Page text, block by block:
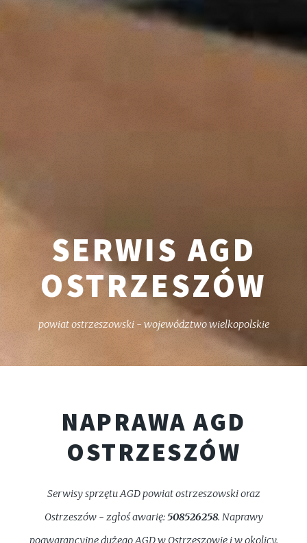
SERWIS AGD
OSTRZESZÓW
powiat ostrzeszowski - województwo wielkopolskie
NAPRAWA AGD
OSTRZESZÓW
Serwisy sprzętu AGD powiat ostrzeszowski oraz
Ostrzeszów - zgłoś awarię:508526258. Naprawy
pogwarancyjne dużego AGD w Ostrzeszowie i w okolicy.